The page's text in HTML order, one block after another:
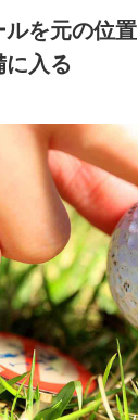
を元の位
に入る